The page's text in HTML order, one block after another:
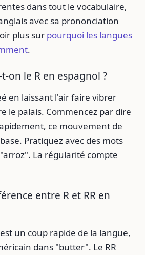
dans tout le vocabulaire,
avec sa prononciation
plus sur pourquoi les langues
.
on le R en espagnol ?
en laissant l'air faire vibrer
le palais. Commencez par dire
ce mouvement de
Pratiquez avec des mots
La régularité compte
entre R et RR en
un coup rapide de la langue,
dans "butter". Le RR